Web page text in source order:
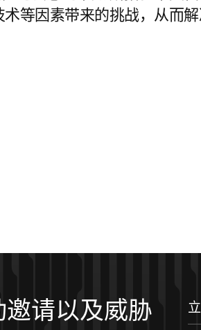
等因素带来的挑战，从而解
请以及威胁